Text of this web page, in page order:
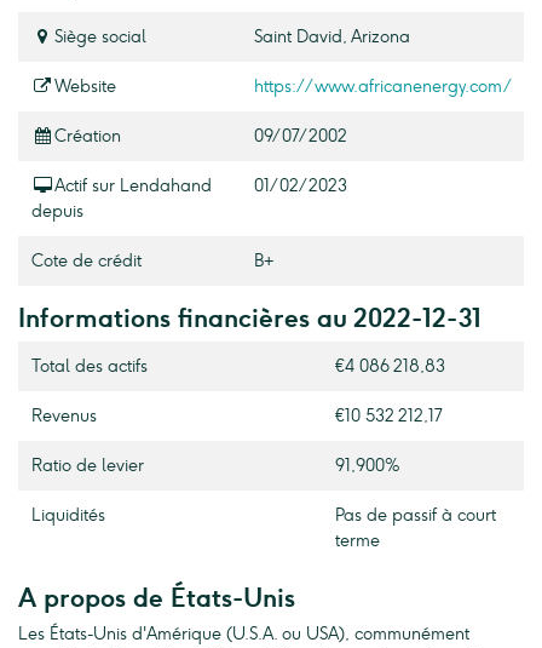
Siège social Saint David, Arizona
Website https://www.africanenergy.com/
Création 09/07/2002
Actif sur Lendahand
depuis
01/02/2023
Cote de crédit B+
Informations financières au 2022-12-31
Total des actifs €4 086 218,83
Revenus €10 532 212,17
Ratio de levier 91,900%
Liquidités
Pas de passif à court
terme
A propos de États-Unis
Les États-Unis d'Amérique (U.S.A. ou USA), communément